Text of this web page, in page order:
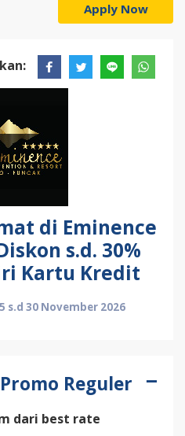
Apply Now
di Eminence
s.d. 30%
Kartu Kredit
s.d 30 November 2026
Reguler
dari best rate